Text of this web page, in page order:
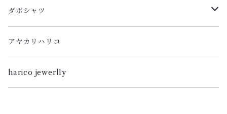
L
XL
L
M
S
L
M
S
ダボシャツ
柿渋
XL
暮染
アヤカリハリコ
harico jewerlly